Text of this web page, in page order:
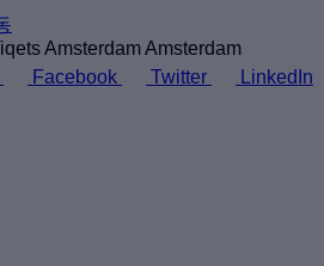
Amsterdam
Facebook Twitter LinkedIn